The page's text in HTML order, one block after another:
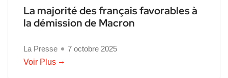
La majorité des français favorables à
la démission de Macron
La Presse
7 octobre 2025
Voir Plus